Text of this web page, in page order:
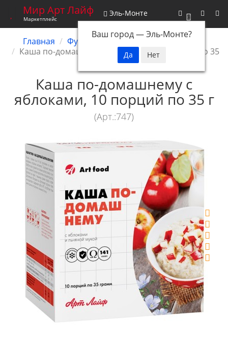
0
Мир Арт Лайф
Маркетплейс
Эль-Монте
Ваш город —Эль-Монте?
Главная Функциональное питание
Каша по-домашнему с яблоками, 10 порций по 35
Каша по-домашнему с
яблоками, 10 порций по 35 г
(Арт.:747)